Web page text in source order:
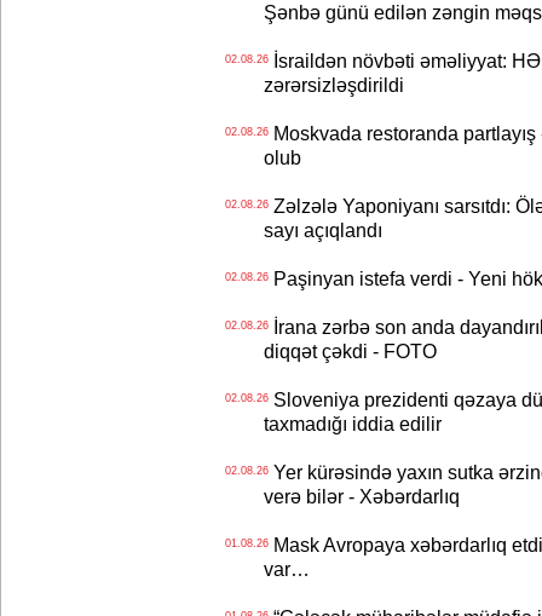
Şənbə günü edilən zəngin
02.08.26İsraildən növbəti əməliyyat:
zərərsizləşdirildi
02.08.26Moskvada restoranda
olub
02.08.26Zəlzələ Yaponiyanı sarsıtdı:
sayı açıqlandı
02.08.26Paşinyan istefa verdi - Yeni
02.08.26İrana zərbə son anda
diqqət çəkdi - FOTO
02.08.26Sloveniya prezidenti qəzaya
taxmadığı iddia edilir
02.08.26Yer kürəsində yaxın sutka
verə bilər - Xəbərdarlıq
01.08.26Mask Avropaya xəbərdarlıq
var…